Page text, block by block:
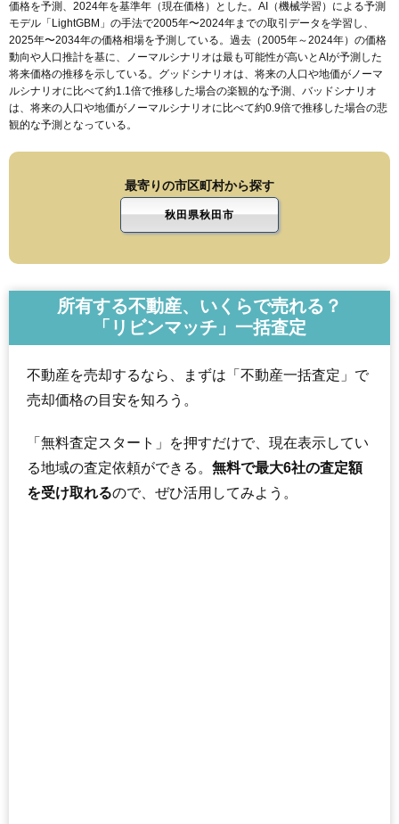
価格を予測、2024年を基準年（現在価格）とした。AI（機械学習）による予測
モデル「LightGBM」の手法で2005年〜2024年までの取引データを学習し、
2025年〜2034年の価格相場を予測している。過去（2005年～2024年）の価格
動向や人口推計を基に、ノーマルシナリオは最も可能性が高いとAIが予測した
将来価格の推移を示している。グッドシナリオは、将来の人口や地価がノーマ
ルシナリオに比べて約1.1倍で推移した場合の楽観的な予測、バッドシナリオ
は、将来の人口や地価がノーマルシナリオに比べて約0.9倍で推移した場合の悲
観的な予測となっている。
最寄りの市区町村から探す
秋田県秋田市
所有する不動産、いくらで売れる？
「リビンマッチ」一括査定
不動産を売却するなら、まずは「不動産一括査定」で
売却価格の目安を知ろう。
「無料査定スタート」を押すだけで、現在表示してい
る地域の査定依頼ができる。 無料で最大6社の査定額
を受け取れるので、ぜひ活用してみよう。